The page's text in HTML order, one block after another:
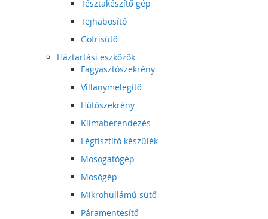
Tésztakészítő gép
Tejhabosító
Gofrisütő
Háztartási eszközök
Fagyasztószekrény
Villanymelegítő
Hűtőszekrény
Klímaberendezés
Légtisztító készülék
Mosogatógép
Mosógép
Mikrohullámú sütő
Páramentesítő